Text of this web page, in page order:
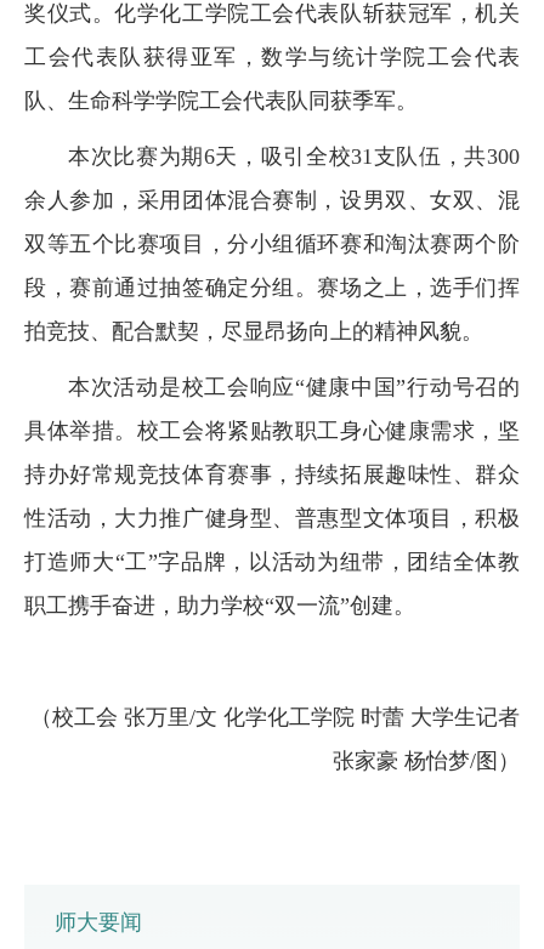
奖仪式。化学化工学院工会代表队斩获冠军，机关
工会代表队获得亚军，数学与统计学院工会代表
队、生命科学学院工会代表队同获季军。
本次比赛为期6天，吸引全校31支队伍，共300
余人参加，采用团体混合赛制，设男双、女双、混
双等五个比赛项目，分小组循环赛和淘汰赛两个阶
段，赛前通过抽签确定分组。赛场之上，选手们挥
拍竞技、配合默契，尽显昂扬向上的精神风貌。
本次活动是校工会响应“健康中国”行动号召的
具体举措。校工会将紧贴教职工身心健康需求，坚
持办好常规竞技体育赛事，持续拓展趣味性、群众
性活动，大力推广健身型、普惠型文体项目，积极
打造师大“工”字品牌，以活动为纽带，团结全体教
职工携手奋进，助力学校“双一流”创建。
（校工会 张万里/文 化学化工学院 时蕾 大学生记者
张家豪 杨怡梦/图）
师大要闻